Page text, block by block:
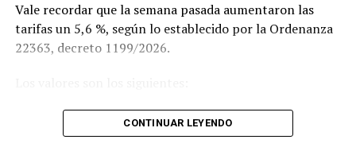
Sin costo
PASAJE COMBINADO
A quienes alcanza los atributos Sociales:
Vale recordar que la semana pasada aumentaron las
tarifas un 5,6 %, según lo establecido por la Ordenanza
22363, decreto 1199/2026.
TARIFA PLANA
CONTINUAR LEYENDO